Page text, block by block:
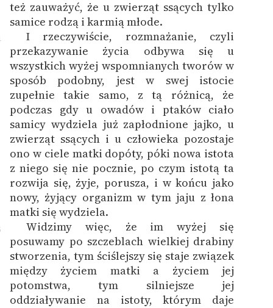
też zauważyć, że u zwierząt ssących tylko
samice rodzą i karmią młode.
I rzeczywiście, rozmnażanie, czyli
przekazywanie życia odbywa się u
wszystkich wyżej wspomnianych tworów w
sposób podobny, jest w swej istocie
zupełnie takie samo, z tą różnicą, że
podczas gdy u owadów i ptaków ciało
samicy wydziela już zapłodnione jajko, u
zwierząt ssących i u człowieka pozostaje
ono w ciele matki dopóty, póki nowa istota
z niego się nie pocznie, po czym istotą ta
rozwija się, żyje, porusza, i w końcu jako
nowy, żyjący organizm w tym jaju z łona
matki się wydziela.
Widzimy więc, że im wyżej się
posuwamy po szczeblach wielkiej drabiny
stworzenia, tym ściślejszy się staje związek
między życiem matki a życiem jej
potomstwa, tym silniejsze jej
oddziaływanie na istoty, którym daje